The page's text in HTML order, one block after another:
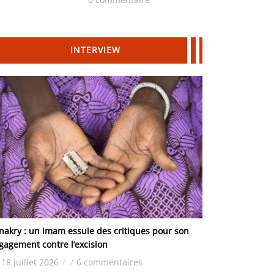
INTERVIEW
: un imam essuie des critiques pour son
contre l’excision
18 juillet 2026 / / 6 commentaires